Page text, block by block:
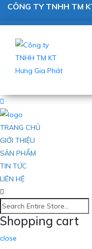
CÔNG TY TNHH TM
TRANG CHỦ
GIỚI THIỆU
SẢN PHẨM
TIN TỨC
LIÊN HỆ
Shopping cart
close